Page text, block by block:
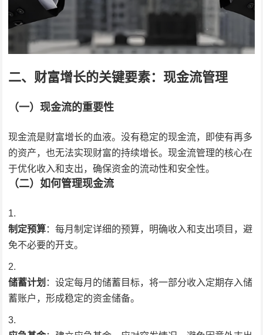
二、财富增长的关键要素：现金流管理
（一）现金流的重要性
现金流是财富增长的血液。没有稳定的现金流，即使有再多
的资产，也无法实现财富的持续增长。现金流管理的核心在
于优化收入和支出，确保资金的流动性和安全性。
（二）如何管理现金流
制定预算：每月制定详细的预算，明确收入和支出项目，避
免不必要的开支。
储蓄计划 ：设定每月的储蓄目标，将一部分收入定期存入储
蓄账户，形成稳定的资金储备。